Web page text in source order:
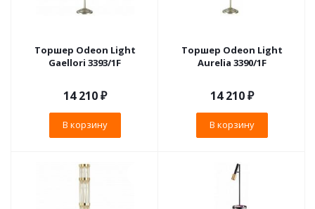
Торшер Odeon Light
Gaellori 3393/1F
14 210₽
В корзину
Торшер Odeon Light
Aurelia 3390/1F
14 210₽
В корзину